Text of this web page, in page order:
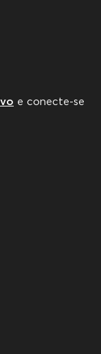
e conecte-se